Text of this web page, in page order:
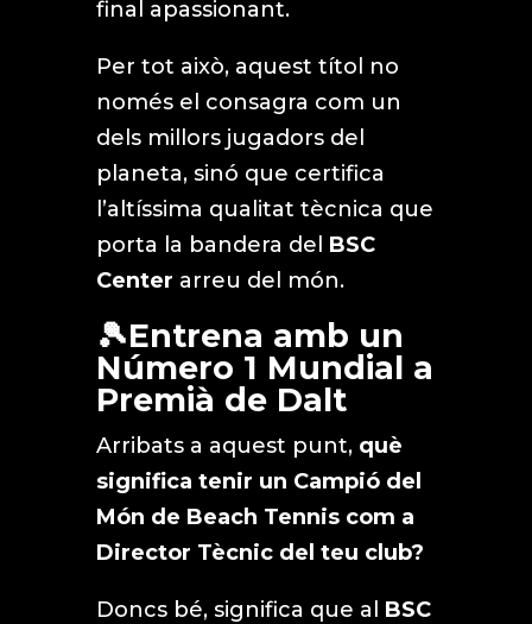
final apassionant.
Per tot això, aquest títol no
només el consagra com un
dels millors jugadors del
planeta, sinó que certifica
l’altíssima qualitat tècnica que
porta la bandera del BSC
Center arreu del món.
🎾Entrena amb un
Número 1 Mundial a
Premià de Dalt
Arribats a aquest punt, què
significa tenir un Campió del
Món de Beach Tennis com a
Director Tècnic del teu club?
Doncs bé, significa que al BSC